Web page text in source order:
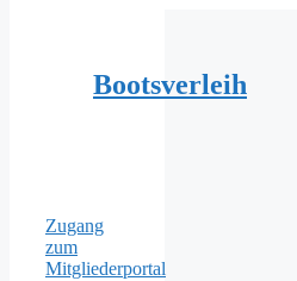
Bootsverleih
Zugang
zum
Mitgliederportal